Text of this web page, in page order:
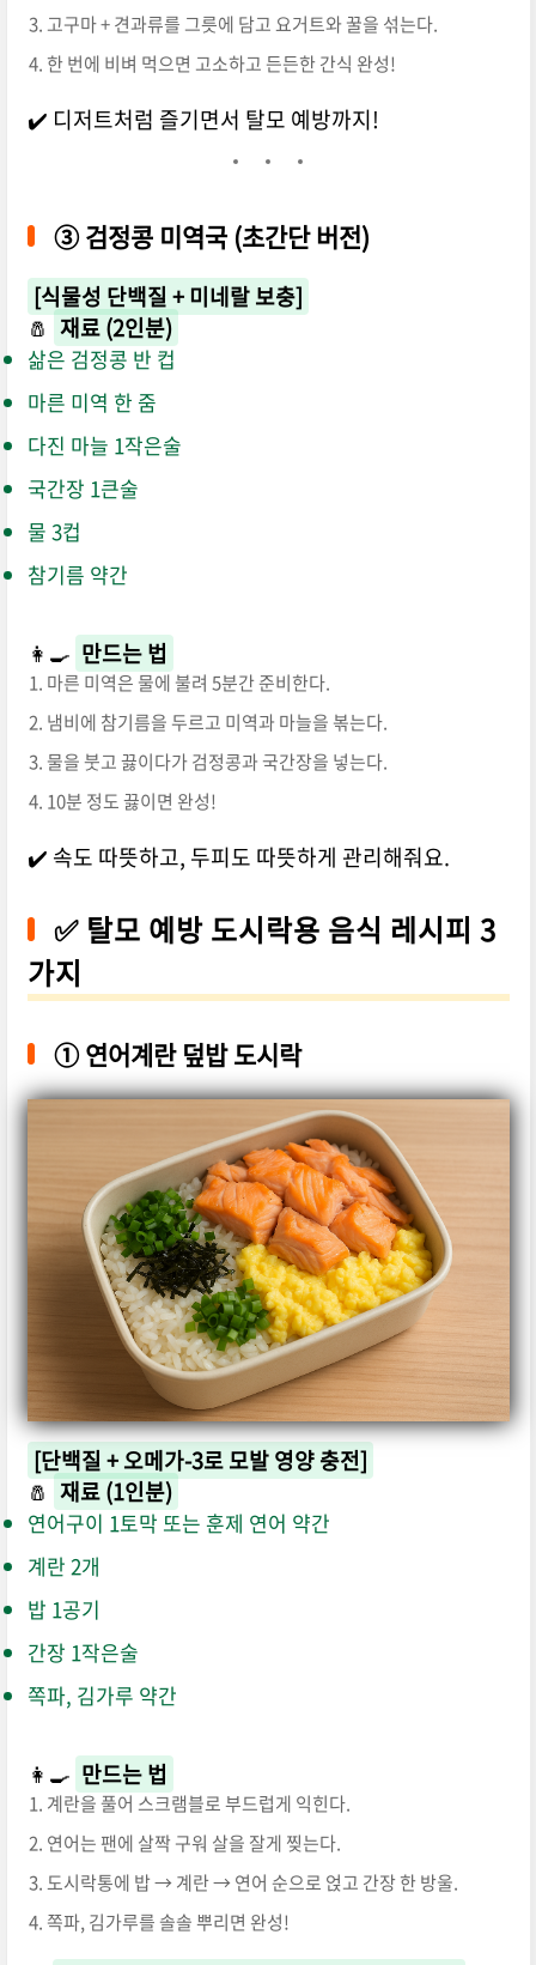
고구마 + 견과류를 그릇에 담고 요거트와 꿀을 섞는다.
한 번에 비벼 먹으면 고소하고 든든한 간식 완성!
✔️ 디저트처럼 즐기면서 탈모 예방까지!
③검정콩 미역국 (초간단 버전)
[식물성 단백질 + 미네랄 보충]
🧂 재료 (2인분)
삶은 검정콩 반 컵
마른 미역 한 줌
다진 마늘 1작은술
국간장 1큰술
물 3컵
참기름 약간
👩‍🍳 만드는 법
마른 미역은 물에 불려 5분간 준비한다.
냄비에 참기름을 두르고 미역과 마늘을 볶는다.
물을 붓고 끓이다가 검정콩과 국간장을 넣는다.
10분 정도 끓이면 완성!
✔️ 속도 따뜻하고, 두피도 따뜻하게 관리해줘요.
✅ 탈모 예방 도시락용 음식 레시피 3
가지
①연어계란 덮밥 도시락
[단백질 + 오메가-3로 모발 영양 충전]
🧂 재료 (1인분)
연어구이 1토막 또는 훈제 연어 약간
계란 2개
밥 1공기
간장 1작은술
쪽파, 김가루 약간
👩‍🍳 만드는 법
계란을 풀어 스크램블로 부드럽게 익힌다.
연어는 팬에 살짝 구워 살을 잘게 찢는다.
도시락통에 밥 → 계란 → 연어 순으로 얹고 간장 한 방울.
쪽파, 김가루를 솔솔 뿌리면 완성!